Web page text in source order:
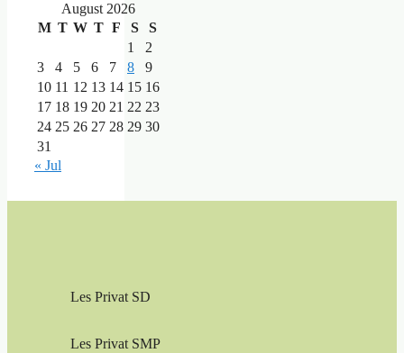
August 2026
M T W T F S
S
1
2
3
4 5 6 7 8
9
10 11 12 13 14 15 16
17 18 19 20 21 22 23
24 25 26 27 28 29 30
31
« Jul
Les Privat SD
Les Privat SMP